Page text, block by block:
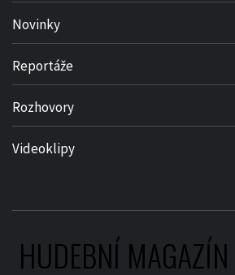
Novinky
Reportáže
Rozhovory
Videoklipy
HUDEBNÍ